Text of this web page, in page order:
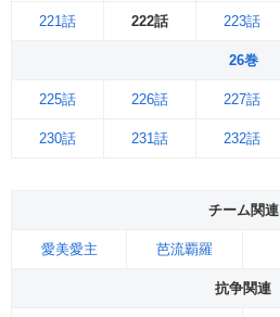
221話 222話 223話
26巻
225話 226話 227話
230話 231話 232話
チーム関連
愛美愛主 芭流覇羅
抗争関連